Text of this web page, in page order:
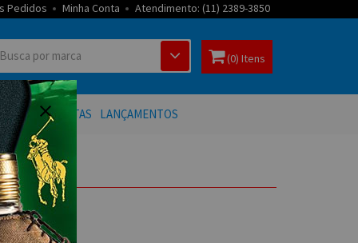
Pedidos Minha Conta Atendimento: (11) 2389-3850
(0) Itens
OFERTAS LANÇAMENTOS